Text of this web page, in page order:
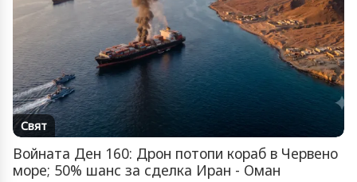
Свят
Войната Ден 160: Дрон потопи кораб в Червено
море; 50% шанс за сделка Иран - Оман